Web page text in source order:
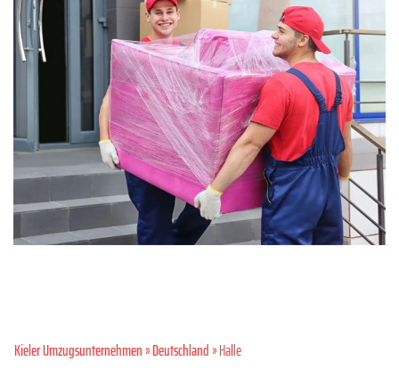
Kieler Umzugsunternehmen»Deutschland» Halle